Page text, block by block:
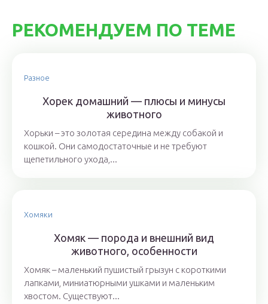
РЕКОМЕНДУЕМ ПО ТЕМЕ
Разное
Хорек домашний — плюсы и минусы
животного
Хорьки – это золотая середина между собакой и
кошкой. Они самодостаточные и не требуют
щепетильного ухода,...
Хомяки
Хомяк — порода и внешний вид
животного, особенности
Хомяк – маленький пушистый грызун с короткими
лапками, миниатюрными ушками и маленьким
хвостом. Существуют...